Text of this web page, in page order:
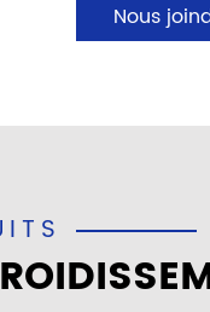
Nous